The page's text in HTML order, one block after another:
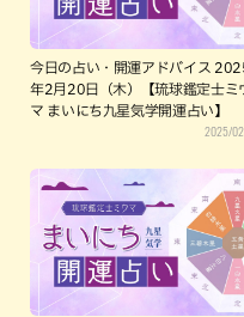
今日の占い・開運アドバイス
年2月20日（木）【琉球鑑定士ミ
マ まいにち九星気学開運占い】
2025/